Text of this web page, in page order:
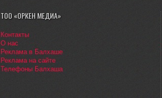
ТОО «ОРКЕН МЕДИА»
Контакты
О нас
Реклама в Балхаше
Реклама на сайте
Телефоны Балхаша